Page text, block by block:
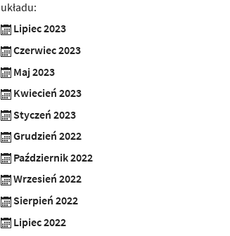
układu:
Lipiec 2023
Czerwiec 2023
Maj 2023
Kwiecień 2023
Styczeń 2023
Grudzień 2022
Październik 2022
Wrzesień 2022
Sierpień 2022
Lipiec 2022